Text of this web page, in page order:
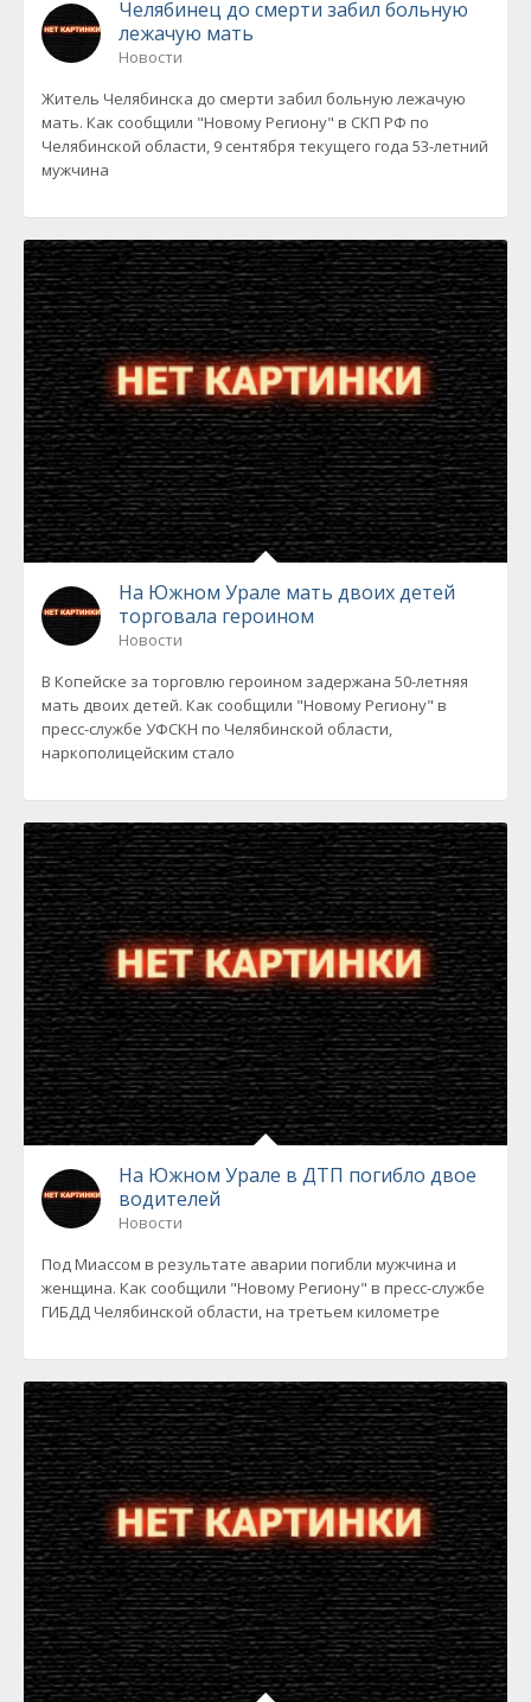
Челябинец до смерти забил больную
лежачую мать
Новости
Житель Челябинска до смерти забил больную лежачую
мать. Как сообщили "Новому Региону" в СКП РФ по
Челябинской области, 9 сентября текущего года 53-летний
мужчина
На Южном Урале мать двоих детей
торговала героином
Новости
В Копейске за торговлю героином задержана 50-летняя
мать двоих детей. Как сообщили "Новому Региону" в
пресс-службе УФСКН по Челябинской области,
наркополицейским стало
На Южном Урале в ДТП погибло двое
водителей
Новости
Под Миассом в результате аварии погибли мужчина и
женщина. Как сообщили "Новому Региону" в пресс-службе
ГИБДД Челябинской области, на третьем километре